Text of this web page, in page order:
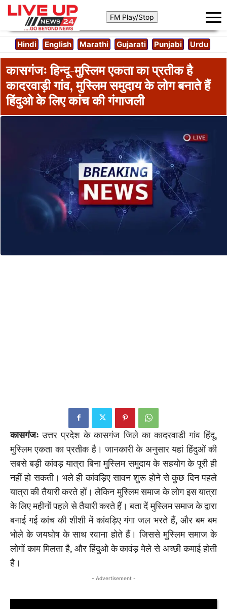
Hindi English Marathi Gujarati Punjabi Urdu
कासगंजः हिन्दू-मुस्लिम एकता का प्रतीक है
कादरवाड़ी गांव, मुस्लिम समुदाय के लोग बनाते हैं
हिंदुओ के लिए कांच की गंगाजली
कासगंजः उत्तर प्रदेश के कासगंज जिले का कादरवाडी गांव हिंदू,
मुस्लिम एकता का प्रतीक है। जानकारी के अनुसार यहां हिंदुओं की
सबसे बड़ी कांवड़ यात्रा बिना मुस्लिम समुदाय के सहयोग के पूरी ही
नहीं हो सकती। भले ही कांवड़िए सावन शुरू होने से कुछ दिन पहले
यात्रा की तैयारी करते हों। लेकिन मुस्लिम समाज के लोग इस यात्रा
के लिए महीनों पहले से तैयारी करते हैं। बता दें मुस्लिम समाज के द्वारा
बनाई गई कांच की शीशी में कांवड़िए गंगा जल भरते हैं, और बम बम
भोले के जयघोष के साथ रवाना होते हैं। जिससे मुस्लिम समाज के
लोगों काम मिलता है, और हिंदुओ के कावंड़ मेले से अच्छी कमाई होती
है।
- Advertisement -